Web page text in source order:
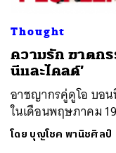
Thought
ความรัก ฆาตกร
นีและไคลด์’
อาชญากรคู่ดูโอ บอน
ในเดือนพฤษภาคม
โดย บุญโชค พานิชศิลป์